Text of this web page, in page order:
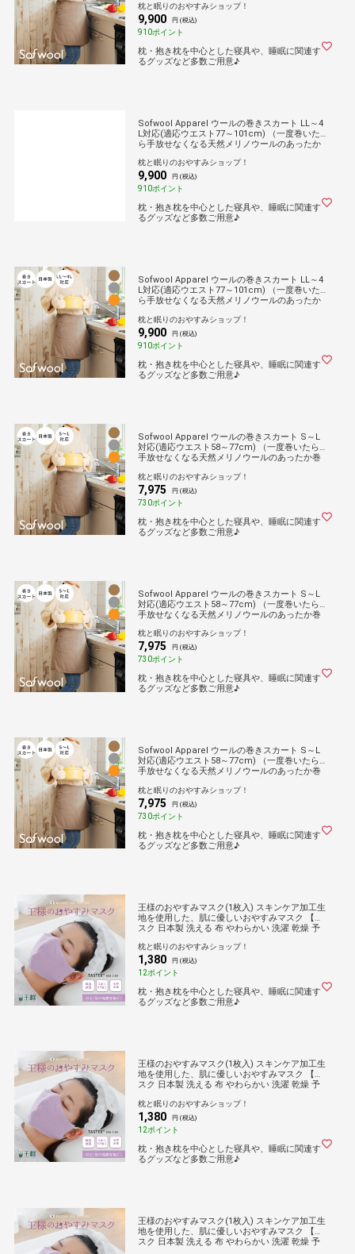
防止 暖かい 冬 家事 エプロン風 腰 ふかふか 女
性 レディース 洗える 洗濯可能 日本製
枕と眠りのおやすみショップ！
9,900 円 (税込)
910ポイント
枕・抱き枕を中心とした寝具や、睡眠に関連す
るグッズなど多数ご用意♪
Sofwool Apparel ウールの巻きスカート LL～4
L対応(適応ウエスト77～101cm) （一度巻いた
ら手放せなくなる天然メリノウールのあったか
防止 暖かい 冬 家事 エプロン風 腰 ふかふか 女
性 レディース 洗える 洗濯可能 日本製
枕と眠りのおやすみショップ！
9,900 円 (税込)
910ポイント
枕・抱き枕を中心とした寝具や、睡眠に関連す
るグッズなど多数ご用意♪
Sofwool Apparel ウールの巻きスカート LL～4
L対応(適応ウエスト77～101cm) （一度巻いた
ら手放せなくなる天然メリノウールのあったか
防止 暖かい 冬 家事 エプロン風 腰 ふかふか 女
性 レディース 洗える 洗濯可能 日本製
枕と眠りのおやすみショップ！
9,900 円 (税込)
910ポイント
枕・抱き枕を中心とした寝具や、睡眠に関連す
るグッズなど多数ご用意♪
Sofwool Apparel ウールの巻きスカート S～L
対応(適応ウエスト58～77cm) （一度巻いたら
手放せなくなる天然メリノウールのあったか巻
止 暖かい 冬 家事 エプロン風 腰 ふかふか 女性
レディース 洗える 洗濯可能 日本製
枕と眠りのおやすみショップ！
7,975 円 (税込)
730ポイント
枕・抱き枕を中心とした寝具や、睡眠に関連す
るグッズなど多数ご用意♪
Sofwool Apparel ウールの巻きスカート S～L
対応(適応ウエスト58～77cm) （一度巻いたら
手放せなくなる天然メリノウールのあったか巻
止 暖かい 冬 家事 エプロン風 腰 ふかふか 女性
レディース 洗える 洗濯可能 日本製
枕と眠りのおやすみショップ！
7,975 円 (税込)
730ポイント
枕・抱き枕を中心とした寝具や、睡眠に関連す
るグッズなど多数ご用意♪
Sofwool Apparel ウールの巻きスカート S～L
対応(適応ウエスト58～77cm) （一度巻いたら
手放せなくなる天然メリノウールのあったか巻
止 暖かい 冬 家事 エプロン風 腰 ふかふか 女性
レディース 洗える 洗濯可能 日本製
枕と眠りのおやすみショップ！
7,975 円 (税込)
730ポイント
枕・抱き枕を中心とした寝具や、睡眠に関連す
るグッズなど多数ご用意♪
王様のおやすみマスク(1枚入) スキンケア加工生
地を使用した、肌に優しいおやすみマスク 【マ
スク 日本製 洗える 布 やわらかい 洗濯 乾燥 予
しくない 痛くない おしゃれ 国産】
枕と眠りのおやすみショップ！
1,380 円 (税込)
12ポイント
枕・抱き枕を中心とした寝具や、睡眠に関連す
るグッズなど多数ご用意♪
王様のおやすみマスク(1枚入) スキンケア加工生
地を使用した、肌に優しいおやすみマスク 【マ
スク 日本製 洗える 布 やわらかい 洗濯 乾燥 予
しくない 痛くない おしゃれ 国産】
枕と眠りのおやすみショップ！
1,380 円 (税込)
12ポイント
枕・抱き枕を中心とした寝具や、睡眠に関連す
るグッズなど多数ご用意♪
王様のおやすみマスク(1枚入) スキンケア加工生
地を使用した、肌に優しいおやすみマスク 【マ
スク 日本製 洗える 布 やわらかい 洗濯 乾燥 予